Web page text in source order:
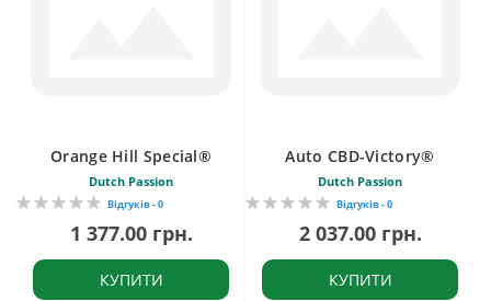
Orange Hill Special®
Dutch Passion
Відгуків - 0
1 377.00 грн.
КУПИТИ
Auto CBD-Victory®
Dutch Passion
Відгуків - 0
2 037.00 грн.
КУПИТИ